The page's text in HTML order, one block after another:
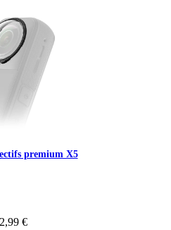
premium X5
€